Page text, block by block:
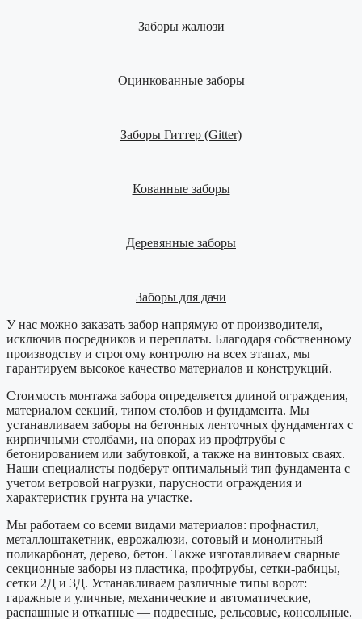
Заборы жалюзи
Оцинкованные заборы
Заборы Гиттер (Gitter)
Кованные заборы
Деревянные заборы
Заборы для дачи
У нас можно заказать забор напрямую от производителя,
исключив посредников и переплаты. Благодаря собственному
производству и строгому контролю на всех этапах, мы
гарантируем высокое качество материалов и конструкций.
Стоимость монтажа забора определяется длиной ограждения,
материалом секций, типом столбов и фундамента. Мы
устанавливаем заборы на бетонных ленточных фундаментах с
кирпичными столбами, на опорах из профтрубы с
бетонированием или забутовкой, а также на винтовых сваях.
Наши специалисты подберут оптимальный тип фундамента с
учетом ветровой нагрузки, парусности ограждения и
характеристик грунта на участке.
Мы работаем со всеми видами материалов: профнастил,
металлоштакетник, еврожалюзи, сотовый и монолитный
поликарбонат, дерево, бетон. Также изготавливаем сварные
секционные заборы из пластика, профтрубы, сетки-рабицы,
сетки 2Д и 3Д. Устанавливаем различные типы ворот:
гаражные и уличные, механические и автоматические,
распашные и откатные — подвесные, рельсовые, консольные.